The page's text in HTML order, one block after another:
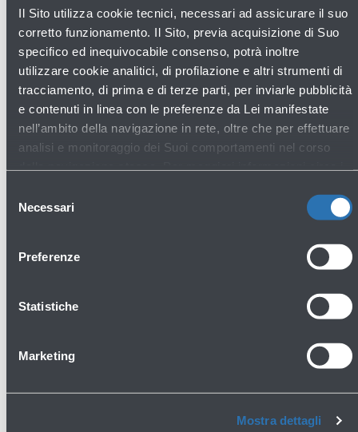
Il Sito utilizza cookie tecnici, necessari ad assicurare il suo
corretto funzionamento. Il Sito, previa acquisizione di Suo
specifico ed inequivocabile consenso, potrà inoltre
utilizzare cookie analitici, di profilazione e altri strumenti di
tracciamento, di prima e di terze parti, per inviarle pubblicità
e contenuti in linea con le preferenze da Lei manifestate
nell’ambito della navigazione in rete, oltre che per effettuare
analisi e monitoraggio dei Suoi comportamenti nel corso
La preghiamo di consultare l'
delNecessari
Preferenze
Statistiche
Marketing
Mostra dettagli
Scopri gli altri negozi
Fashion & Style
Armani Exchange - Abbigliamento e